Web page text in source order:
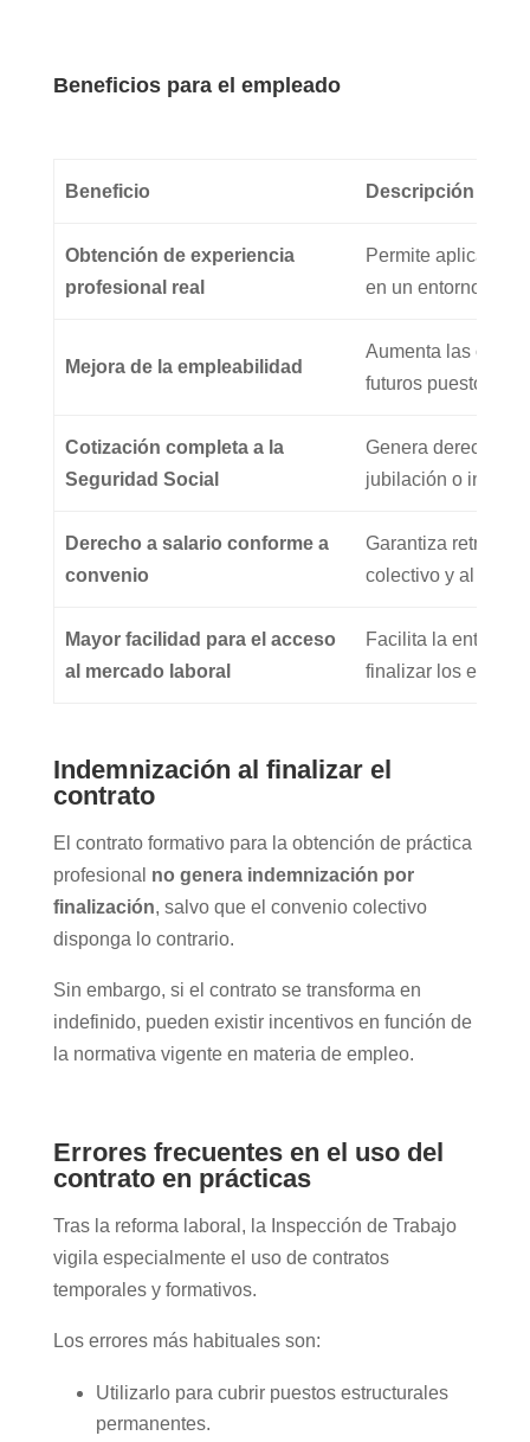
Beneficios para el empleado
Beneficio Descripción
Obtención de experiencia
profesional real
Permite aplicar
en un entorno
Mejora de la empleabilidad
Aumenta las
futuros puestos de
Cotización completa a la
Seguridad Social
Genera derechos
jubilación o
Derecho a salario conforme a
convenio
Garantiza
colectivo y al SMI.
Mayor facilidad para el acceso
al mercado laboral
Facilita la entrada
finalizar los
Indemnización al finalizar el
contrato
El contrato formativo para la obtención de práctica
profesional no genera indemnización por
finalización, salvo que el convenio colectivo
disponga lo contrario.
Sin embargo, si el contrato se transforma en
indefinido, pueden existir incentivos en función de
la normativa vigente en materia de empleo.
Errores frecuentes en el uso del
contrato en prácticas
Tras la reforma laboral, la Inspección de Trabajo
vigila especialmente el uso de contratos
temporales y formativos.
Los errores más habituales son:
Utilizarlo para cubrir puestos estructurales
permanentes.